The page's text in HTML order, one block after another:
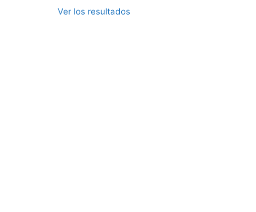
Ver los resultados